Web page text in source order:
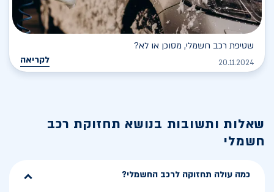
שטיפת רכב חשמלי, מסוכן או לא?
20.11.2024 לקריאה
שאלות ותשובות בנושא תחזוקת רכב
חשמלי
כמה עולה תחזוקה לרכב החשמלי?